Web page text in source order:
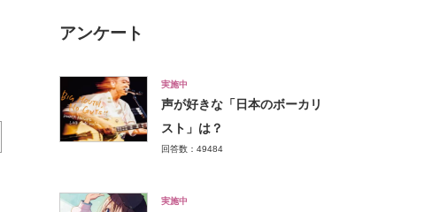
アンケート
実施中
声が好きな「日本のボーカリ
スト」は？
回答数：49484
実施中